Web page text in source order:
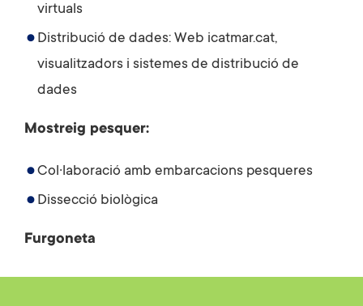
virtuals
Distribució de dades: Web icatmar.cat,
visualitzadors i sistemes de distribució de
dades
Mostreig pesquer:
Col·laboració amb embarcacions pesqueres
Dissecció biològica
Furgoneta